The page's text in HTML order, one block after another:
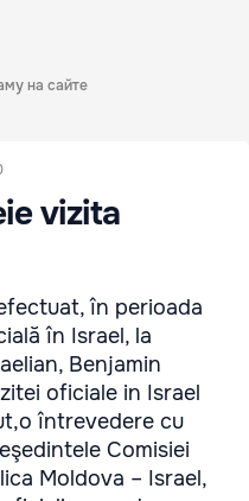
на сайте
vizita
în perioada
în Israel, la
Benjamin
oficiale in Israel
întrevedere cu
Comisiei
Moldova – Israel,